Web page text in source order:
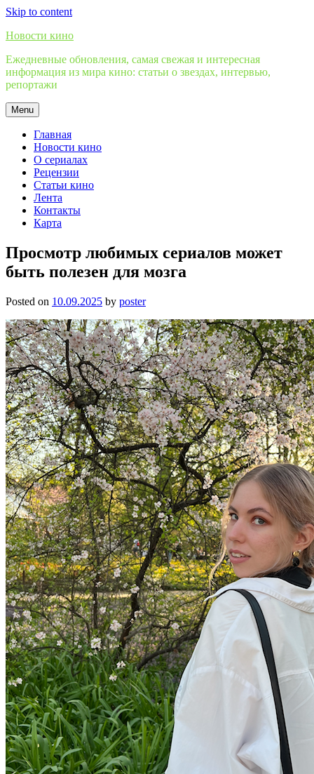
Skip to content
Новости кино
Ежедневные обновления, самая свежая и интересная
информация из мира кино: статьи о звездах, интервью,
репортажи
Menu
Главная
Новости кино
О сериалах
Рецензии
Статьи кино
Лента
Контакты
Карта
Просмотр любимых сериалов может
быть полезен для мозга
Posted on 10.09.2025 by poster